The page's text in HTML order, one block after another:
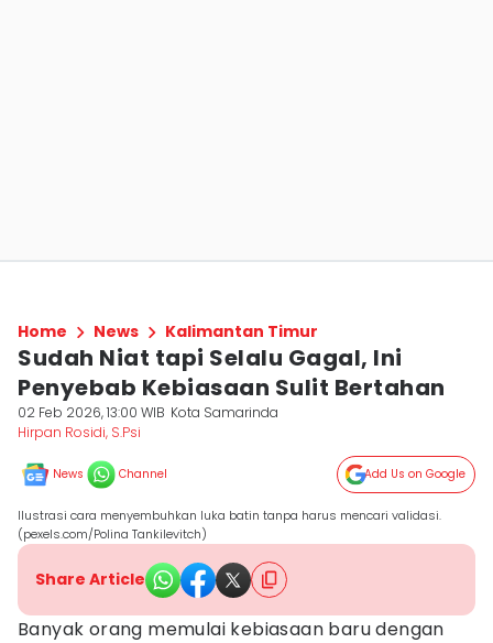
Home News Kalimantan Timur
Sudah Niat tapi Selalu Gagal, Ini
Penyebab Kebiasaan Sulit Bertahan
02 Feb 2026, 13:00 WIB Kota Samarinda
Hirpan Rosidi, S.Psi
News Channel Add Us on Google
Ilustrasi cara menyembuhkan luka batin tanpa harus mencari validasi.
(pexels.com/Polina Tankilevitch)
Share Article
Banyak orang memulai kebiasaan baru dengan